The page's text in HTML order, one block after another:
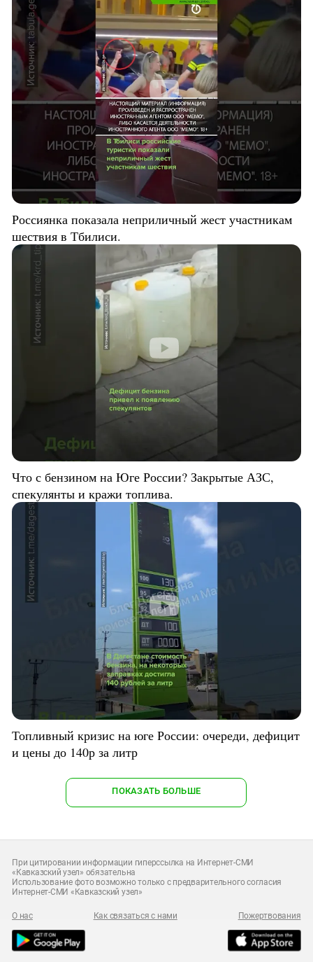
Россиянка показала неприличный жест участникам
шествия в Тбилиси.
Что с бензином на Юге России? Закрытые АЗС,
спекулянты и кражи топлива.
Топливный кризис на юге России: очереди, дефицит
и цены до 140р за литр
ПОКАЗАТЬ БОЛЬШЕ
При цитировании информации гиперссылка на Интернет-СМИ
«Кавказский узел» обязательна
Использование фото возможно только с предварительного согласия
Интернет-СМИ «Кавказский узел»
О нас Как связаться с нами Пожертвования